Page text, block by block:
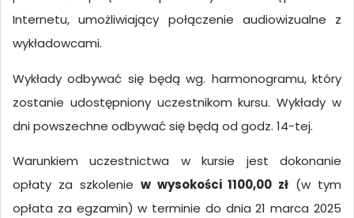
Internetu, umożliwiający połączenie audiowizualne z
wykładowcami.
Wykłady odbywać się będą wg. harmonogramu, który
zostanie udostępniony uczestnikom kursu. Wykłady w
dni powszechne odbywać się będą od godz. 14-tej.
Warunkiem uczestnictwa w kursie jest dokonanie
opłaty za szkolenie w wysokości 1100,00 zł (w tym
opłata za egzamin) w terminie do dnia 21 marca 2025